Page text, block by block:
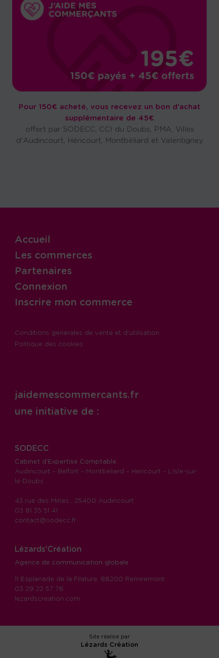
Pour 150€ acheté, vous recevez un bon d'achat
supplémentaire de 45€
offert par SODECC, CCI du Doubs, PMA, Villes
d'Audincourt, Héricourt, Montbéliard et Valentigney
Accueil
Les commerces
Partenaires
Connexion
Inscrire mon commerce
Conditions générales de vente et d'utilisation
Politique des cookies
jaidemescommercants.fr
une initiative de :
SODECC
Cabinet d’Expertise Comptable
Audincourt – Belfort – Montbéliard – Héricourt – L’Isle-sur-
le-Doubs
43 rue des Mines , 25400 Audincourt
03 81 35 51 41
contact@sodecc.fr
Lézards'Création
Agence de communication globale
11 Esplanade de la Filature, 88200 Remiremont
03 29 22 57 76
lezardscreation.com
Site réalisé par
Lézards Création